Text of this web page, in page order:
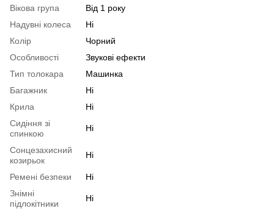
Вікова група
Від 1 року
Надувні колеса
Ні
Колір
Чорний
Особливості
Звукові ефекти
Тип толокара
Машинка
Багажник
Ні
Крила
Ні
Сидіння зі
спинкою
Ні
Сонцезахисний
козирьок
Ні
Ремені безпеки
Ні
Знімні
підлокітники
Ні